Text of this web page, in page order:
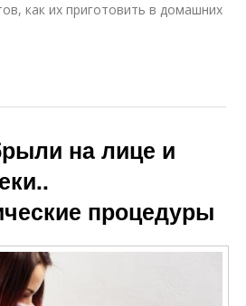
как их приготовить в домашних
на лице и
процедуры